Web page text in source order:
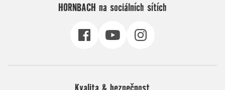
HORNBACH na sociálních sítích